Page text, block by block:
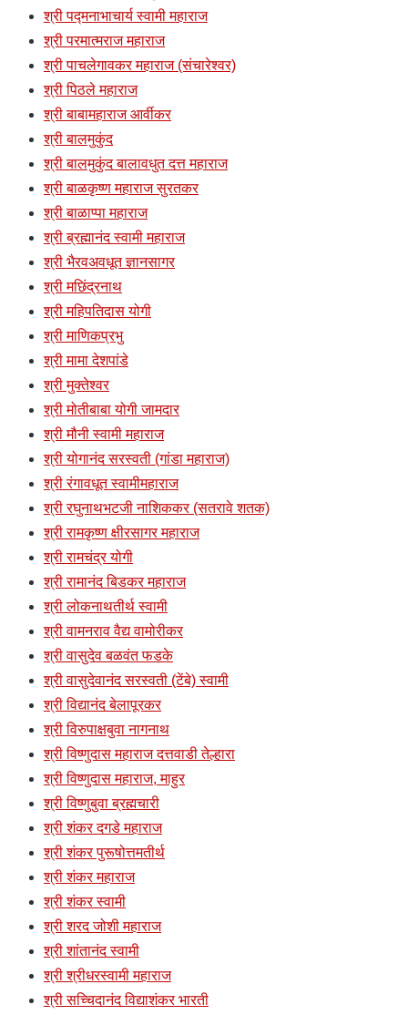
श्री पद्मनाभाचार्य स्वामी महाराज
श्री परमात्मराज महाराज
श्री पाचलेगावकर महाराज (संचारेश्वर)
श्री पिठले महाराज
श्री बाबामहाराज आर्वीकर
श्री बालमुकुंद
श्री बालमुकुंद बालावधुत दत्त महाराज
श्री बाळकृष्ण महाराज सुरतकर
श्री बाळाप्पा महाराज
श्री ब्रह्मानंद स्वामी महाराज
श्री भैरवअवधूत ज्ञानसागर
श्री मछिंद्रनाथ
श्री महिपतिदास योगी
श्री माणिकप्रभु
श्री मामा देशपांडे
श्री मुक्तेश्वर
श्री मोतीबाबा योगी जामदार
श्री मौनी स्वामी महाराज
श्री योगानंद सरस्वती (गांडा महाराज)
श्री रंगावधूत स्वामीमहाराज
श्री रघुनाथभटजी नाशिककर (सतरावे शतक)
श्री रामकृष्ण क्षीरसागर महाराज
श्री रामचंद्र योगी
श्री रामानंद बिडकर महाराज
श्री लोकनाथतीर्थ स्वामी
श्री वामनराव वैद्य वामोरीकर
श्री वासुदेव बळवंत फडके
श्री वासुदेवानंद सरस्वती (टेंबे) स्वामी
श्री विद्यानंद बेलापूरकर
श्री विरुपाक्षबुवा नागनाथ
श्री विष्णुदास महाराज दत्तवाडी तेल्हारा
श्री विष्णुदास महाराज, माहुर
श्री विष्णुबुवा ब्रह्मचारी
श्री शंकर दगडे महाराज
श्री शंकर पुरूषोत्तमतीर्थ
श्री शंकर महाराज
श्री शंकर स्वामी
श्री शरद जोशी महाराज
श्री शांतानंद स्वामी
श्री श्रीधरस्वामी महाराज
श्री सच्चिदानंद विद्याशंकर भारती